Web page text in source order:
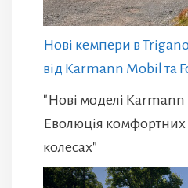
Нові кемпери в
від Karmann Mobil та
"Нові моделі Karmann
Еволюція комфортних
колесах"